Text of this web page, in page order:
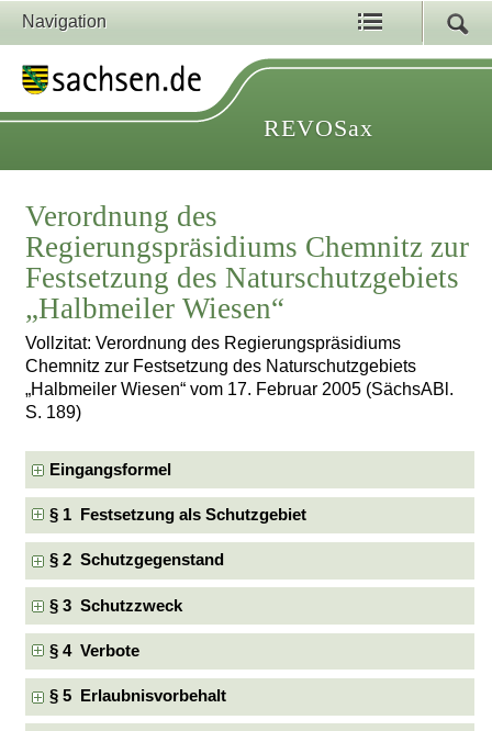
Navigation
REVOSax
Verordnung des
Regierungspräsidiums Chemnitz zur
Festsetzung des Naturschutzgebiets
„Halbmeiler Wiesen“
Vollzitat: Verordnung des Regierungspräsidiums
Chemnitz zur Festsetzung des Naturschutzgebiets
„Halbmeiler Wiesen“ vom 17. Februar 2005 (SächsABl.
S. 189)
Eingangsformel
§ 1 Festsetzung als Schutzgebiet
§ 2 Schutzgegenstand
§ 3 Schutzzweck
§ 4 Verbote
§ 5 Erlaubnisvorbehalt